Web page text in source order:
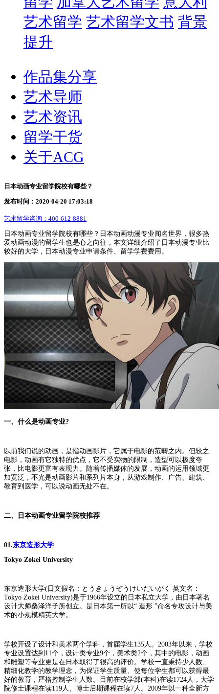
艺术留学 艺术留学文书 背景
提升
作品集分享
艺术导师
艺术资讯
留学干货
关于ACG
日本动画专业留学院校有哪些？
发布时间：2020-04-20 17:03:18
艺术留学咨询： 400-612-8881
日本动画专业留学院校有哪些？日本动画动漫专业闻名世界，很多热
爱动画动漫的留学生也是心之向往，本文详细介绍了日本动漫专业比
较好的大学，日本动漫专业申请条件、留学学费费用。
一、什么是动画专业?
以前我们说的动画，是指动画影片，它属于电影的范畴之内。但较之
电影，动画有它独特的优点，它不受实物的限制，造型可以极度夸
张，比电影更富有表现力。随着传播媒体的发展，动画的运用领域更
加宽泛，不光是动画影片和系列片本身，从游戏制作、广告、建筑、
教育到医学，可以说动画无处不在。
二、日本动画专业留学院校推荐
01.东京造形大学
Tokyo Zokei University
东京造形大学(日文假名：とうきょうぞうけいだいがく 英文名：
Tokyo Zokei University)是于1966年设立的日本私立大学，由日本著名
设计大师桑泽洋子所创立。是日本第一所以“ 造形 ”命名专攻设计与美
术的小规模精英大学。
学校开设了设计和美术两个学科，首届学生135人。2003年以来，学校
专业设置达到11个，设计类专业9个，美术类2个，其中的电影，动画
和雕塑等专业更是在日本取得了很高的评价。学校一直秉持少人数、
精细化教学的教学理念，为保证学生质量、使每位学生都可以获得最
好的教育，严格控制学生人数。目前在校学部(本科)在读1724人，大学
院修士课程在读119人、博士后期课程在读7人。2009年以一种全新方